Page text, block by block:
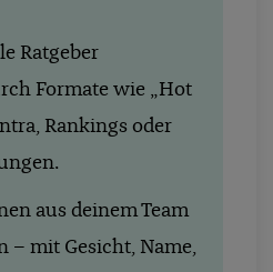
Ratgeber
Formate wie „Hot
Rankings oder
aus deinem Team
– mit Gesicht, Name,